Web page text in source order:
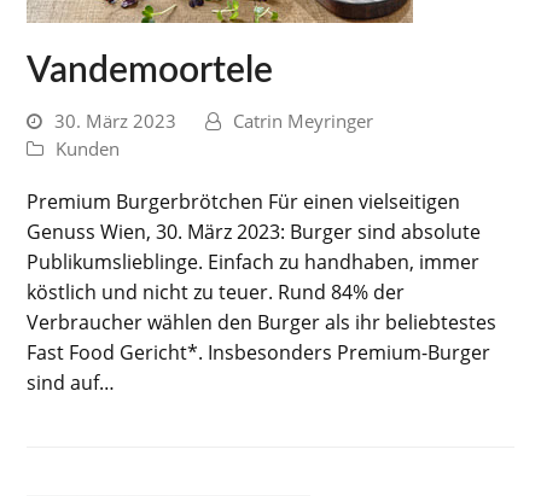
Vandemoortele
30. März 2023
Catrin Meyringer
Kunden
Premium Burgerbrötchen Für einen vielseitigen
Genuss Wien, 30. März 2023: Burger sind absolute
Publikumslieblinge. Einfach zu handhaben, immer
köstlich und nicht zu teuer. Rund 84% der
Verbraucher wählen den Burger als ihr beliebtestes
Fast Food Gericht*. Insbesonders Premium-Burger
sind auf…